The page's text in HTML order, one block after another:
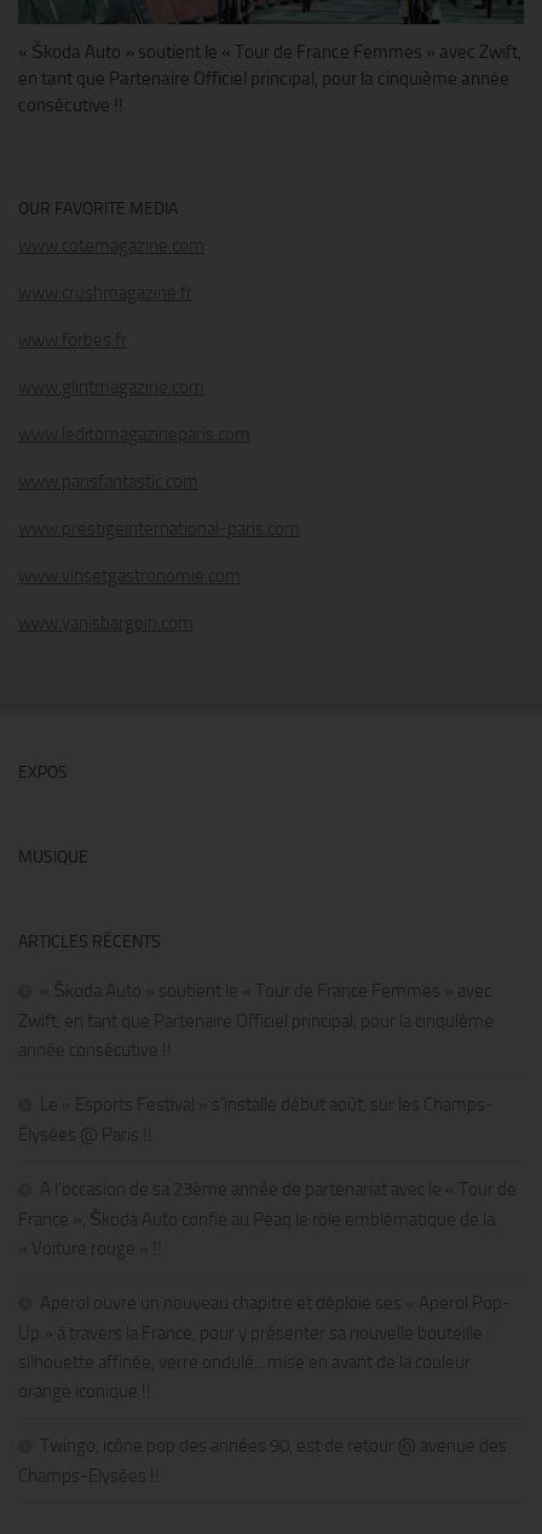
« Škoda Auto » soutient le « Tour de France Femmes » avec Zwift,
en tant que Partenaire Officiel principal, pour la cinquième année
consécutive !!
OUR FAVORITE MEDIA
www.cotemagazine.com
www.crushmagazine.fr
www.forbes.fr
www.glintmagazine.com
www.leditomagazineparis.com
www.parisfantastic.com
www.prestigeinternational-paris.com
www.vinsetgastronomie.com
www.yanisbargoin.com
EXPOS
MUSIQUE
ARTICLES RÉCENTS
« Škoda Auto » soutient le « Tour de France Femmes » avec
Zwift, en tant que Partenaire Officiel principal, pour la cinquième
année consécutive !!
Le « Esports Festival » s’installe début août, sur les Champs-
Élysées @ Paris !!
A l’occasion de sa 23ème année de partenariat avec le « Tour de
France », Škoda Auto confie au Peaq le rôle emblématique de la
« Voiture rouge » !!
Aperol ouvre un nouveau chapitre et déploie ses « Aperol Pop-
Up » à travers la France, pour y présenter sa nouvelle bouteille :
silhouette affinée, verre ondulé…mise en avant de la couleur
orange iconique !!
Twingo, icône pop des années 90, est de retour @ avenue des
Champs-Elysées !!